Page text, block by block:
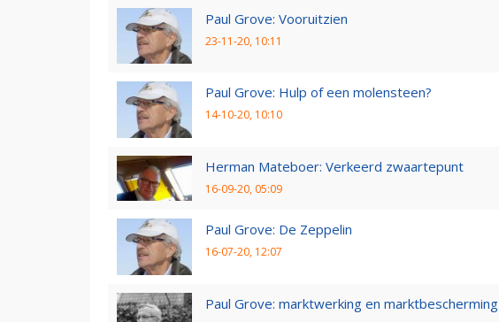
Paul Grove: Vooruitzien
23-11-20, 10:11
Paul Grove: Hulp of een molensteen?
14-10-20, 10:10
Herman Mateboer: Verkeerd zwaartepunt
16-09-20, 05:09
Paul Grove: De Zeppelin
16-07-20, 12:07
Paul Grove: marktwerking en marktbescherming